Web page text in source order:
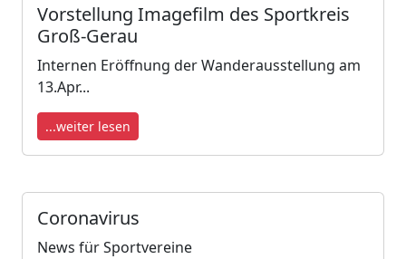
Vorstellung Imagefilm des Sportkreis
Groß-Gerau
Internen Eröffnung der Wanderausstellung am
13.Apr...
...weiter lesen
Coronavirus
News für Sportvereine